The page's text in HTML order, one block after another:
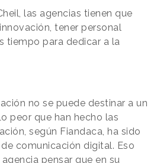
las agencias tienen que
tener personal
tiempo para dedicar a la
no se puede destinar a un
peor que han hecho las
según Fiandaca, ha sido
comunicación digital. Eso
pensar que en su